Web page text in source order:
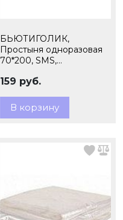
БЬЮТИГОЛИК,
Простыня одноразовая
70*200, SMS,
159 руб.
В корзину